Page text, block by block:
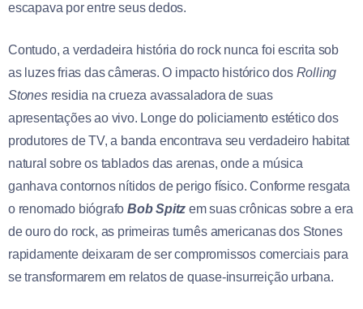
escapava por entre seus dedos.
Contudo, a verdadeira história do rock nunca foi escrita sob
as luzes frias das câmeras. O impacto histórico dos Rolling
Stonesresidia na crueza avassaladora de suas
apresentações ao vivo. Longe do policiamento estético dos
produtores de TV, a banda encontrava seu verdadeiro habitat
natural sobre os tablados das arenas, onde a música
ganhava contornos nítidos de perigo físico. Conforme resgata
o renomado biógrafoBob Spitz em suas crônicas sobre a era
de ouro do rock, as primeiras turnês americanas dos Stones
rapidamente deixaram de ser compromissos comerciais para
se transformarem em relatos de quase-insurreição urbana.